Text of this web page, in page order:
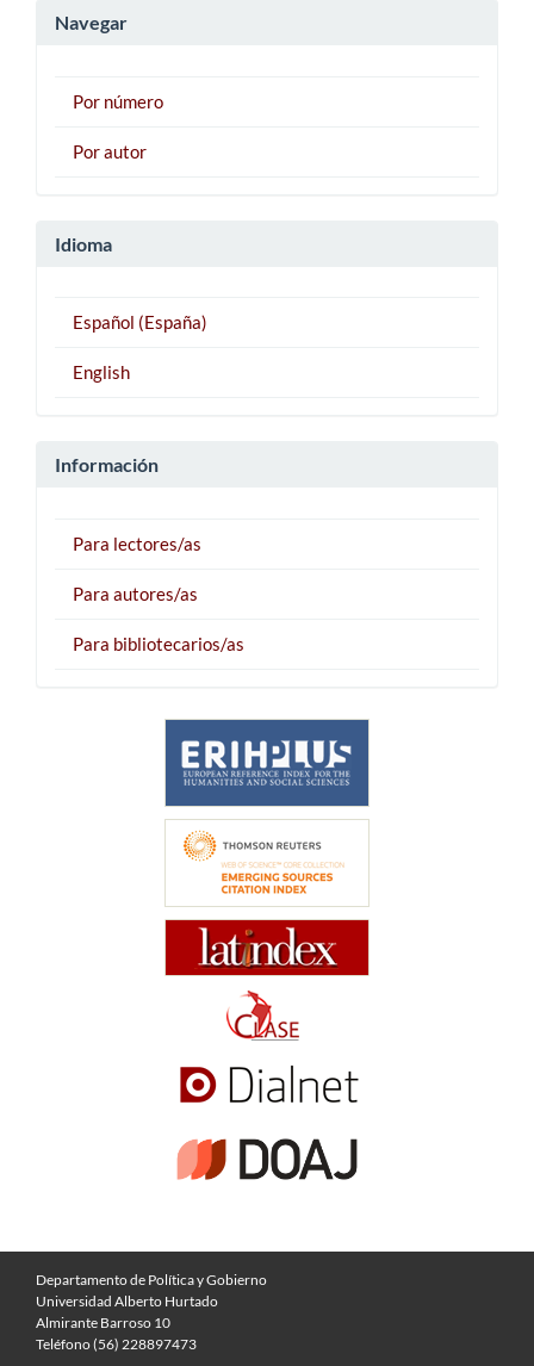
Navegar
Por número
Por autor
Idioma
Español (España)
English
Información
Para lectores/as
Para autores/as
Para bibliotecarios/as
Departamento de Política y Gobierno
Universidad Alberto Hurtado
Almirante Barroso 10
Teléfono (56) 228897473